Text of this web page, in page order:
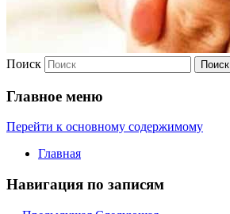
Поиск
Главное меню
Перейти к основному содержимому
Главная
Навигация по записям